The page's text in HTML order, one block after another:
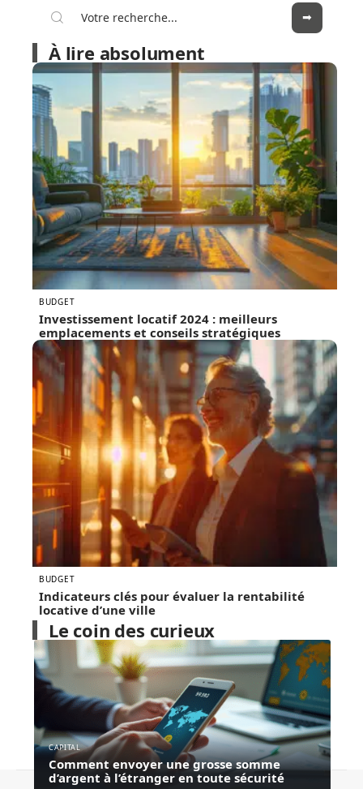
À lire absolument
BUDGET
Investissement locatif 2024 : meilleurs
emplacements et conseils stratégiques
BUDGET
Indicateurs clés pour évaluer la rentabilité
locative d’une ville
Le coin des curieux
CAPITAL
Comment envoyer une grosse somme
d’argent à l’étranger en toute sécurité